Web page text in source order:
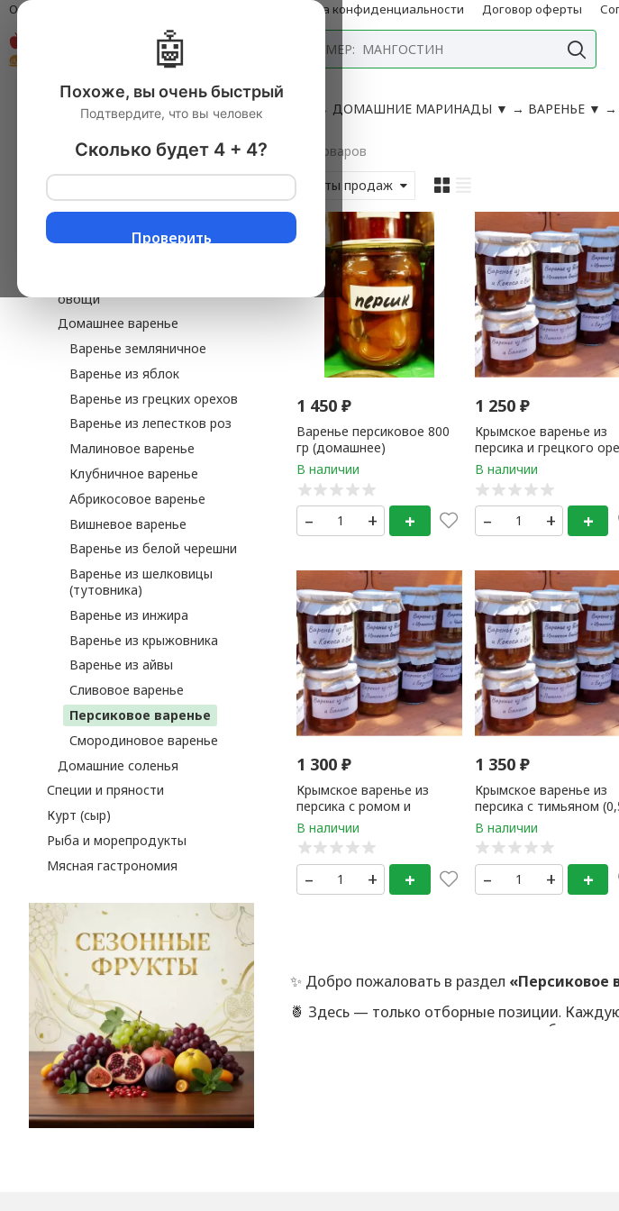
О компании Политика конфиденциальности Договор оферты
Каталог
→ Продукты питания с доставкой → ДОМАШНИЕ МАРИНАДЫ ▼ → ВАРЕНЬЕ ▼ →
Персиковое варенье
8 товаров
Продукты питания
Орехи, сухофрукты, цукаты
овощи
Домашнее варенье
Варенье земляничное
Варенье из яблок
Варенье из грецких орехов
Варенье из лепестков роз
Малиновое варенье
Клубничное варенье
Абрикосовое варенье
Вишневое варенье
Варенье из белой черешни
Варенье из шелковицы
(тутовника)
Варенье из инжира
Варенье из крыжовника
Варенье из айвы
Сливовое варенье
Персиковое варенье
Смородиновое варенье
Домашние соленья
Специи и пряности
Курт (сыр)
Рыба и морепродукты
Мясная гастрономия
Хиты продаж
1 450₽
Варенье персиковое 800
гр (домашнее)
– + +
1 250₽
Крымское варенье из
персика и грецкого
(0,5 литр) 1 банка
– + +
1 300₽
Крымское варенье из
персика с ромом и
тимьяном (0,5 литр) 1
банка
– + +
1 350₽
Крымское варенье из
персика с тимьяном
кг) 1 банка
– + +
✨ Добро пожаловать в раздел «Персиковое
🍍 Здесь — только отборные позиции.
иначе никак: наша аудитория ценит
🤖
Похоже, вы очень быстрый
Подтвердите, что вы человек
Сколько будет 4 + 4?
Проверить